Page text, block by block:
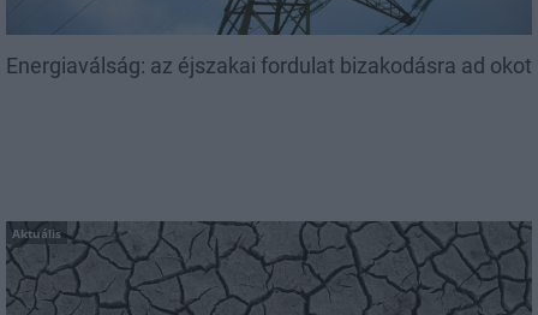
Energiaválság: az éjszakai fordulat bizakodásra ad okot
Aktuális